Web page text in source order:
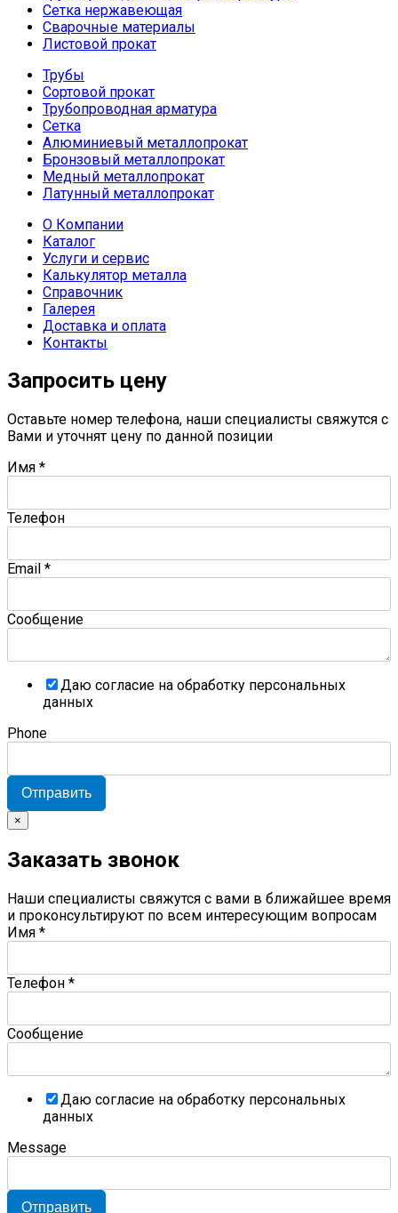
Сетка нержавеющая
Сварочные материалы
Листовой прокат
Трубы
Сортовой прокат
Трубопроводная арматура
Сетка
Алюминиевый металлопрокат
Бронзовый металлопрокат
Медный металлопрокат
Латунный металлопрокат
О Компании
Каталог
Услуги и сервис
Калькулятор металла
Справочник
Галерея
Доставка и оплата
Контакты
Запросить цену
Оставьте номер телефона, наши специалисты свяжутся с
Вами и уточнят цену по данной позиции
Имя *
Телефон
Email *
Сообщение
Даю согласие на обработку персональных
данных
Phone
Отправить
×
Заказать звонок
Наши специалисты свяжутся с вами в ближайшее время
и проконсультируют по всем интересующим вопросам
Имя *
Телефон *
Сообщение
Даю согласие на обработку персональных
данных
Message
Отправить